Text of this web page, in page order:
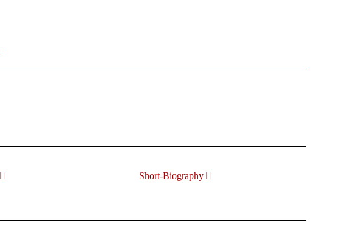
Short-Biography